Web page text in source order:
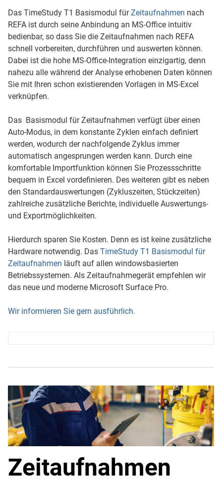
Das TimeStudy T1 Basismodul fürZeitaufnahmen nach
REFA ist durch seine Anbindung an MS-Office intuitiv
bedienbar, so dass Sie die Zeitaufnahmen nach REFA
schnell vorbereiten, durchführen und auswerten können.
Dabei ist die hohe MS-Office-Integration einzigartig, denn
nahezu alle während der Analyse erhobenen Daten können
Sie mit Ihren schon existierenden Vorlagen in MS-Excel
verknüpfen.
Das Basismodul für Zeitaufnahmen verfügt über einen
Auto-Modus, in dem konstante Zyklen einfach definiert
werden, wodurch der nachfolgende Zyklus immer
automatisch angesprungen werden kann. Durch eine
komfortable Importfunktion können Sie Prozessschritte
bequem in Excel vordefinieren. Des weiteren gibt es neben
den Standardauswertungen (Zykluszeiten, Stückzeiten)
zahlreiche zusätzliche Berichte, individuelle Auswertungs-
und Exportmöglichkeiten.
Hierdurch sparen Sie Kosten. Denn es ist keine zusätzliche
Hardware notwendig. Das TimeStudy T1 Basismodul für
Zeitaufnahmen läuft auf allen windowsbasierten
Betriebssystemen. Als Zeitaufnahmegerät empfehlen wir
das neue und moderne Microsoft Surface Pro.
Wir informieren Sie gern ausführlich.
Zeitaufnahmen